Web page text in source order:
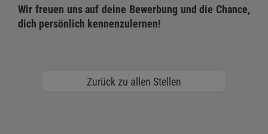
Wir freuen uns auf deine Bewerbung und die Chance,
dich persönlich kennenzulernen!
Zurück zu allen Stellen